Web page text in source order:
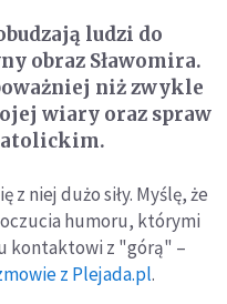
ludzi do
obraz Sławomira.
niż zwykle
wiary oraz spraw
z niej dużo siły. Myślę, że
humoru, którymi
kontaktowi z "górą" –
z Plejada.pl.